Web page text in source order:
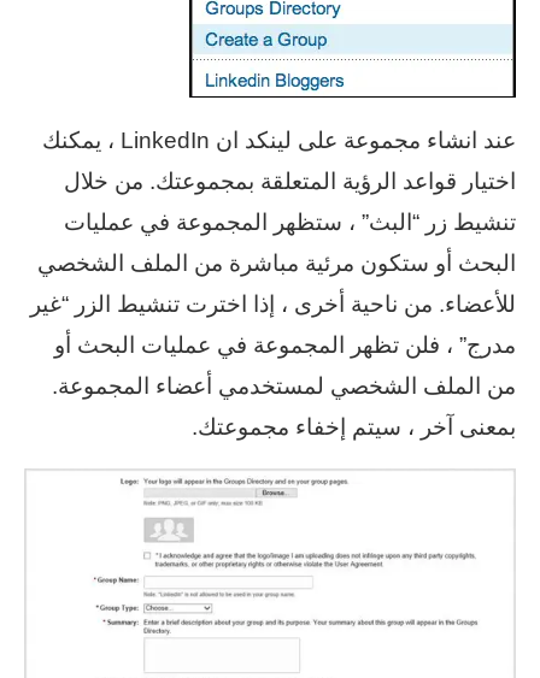
عند انشاء مجموعة على لينكد ان LinkedIn ، يمكنك
اختيار قواعد الرؤية المتعلقة بمجموعتك. من خلال
تنشيط زر “البث” ، ستظهر المجموعة في عمليات
البحث أو ستكون مرئية مباشرة من الملف الشخصي
للأعضاء. من ناحية أخرى ، إذا اخترت تنشيط الزر “غير
مدرج” ، فلن تظهر المجموعة في عمليات البحث أو
من الملف الشخصي لمستخدمي أعضاء المجموعة.
بمعنى آخر ، سيتم إخفاء مجموعتك.